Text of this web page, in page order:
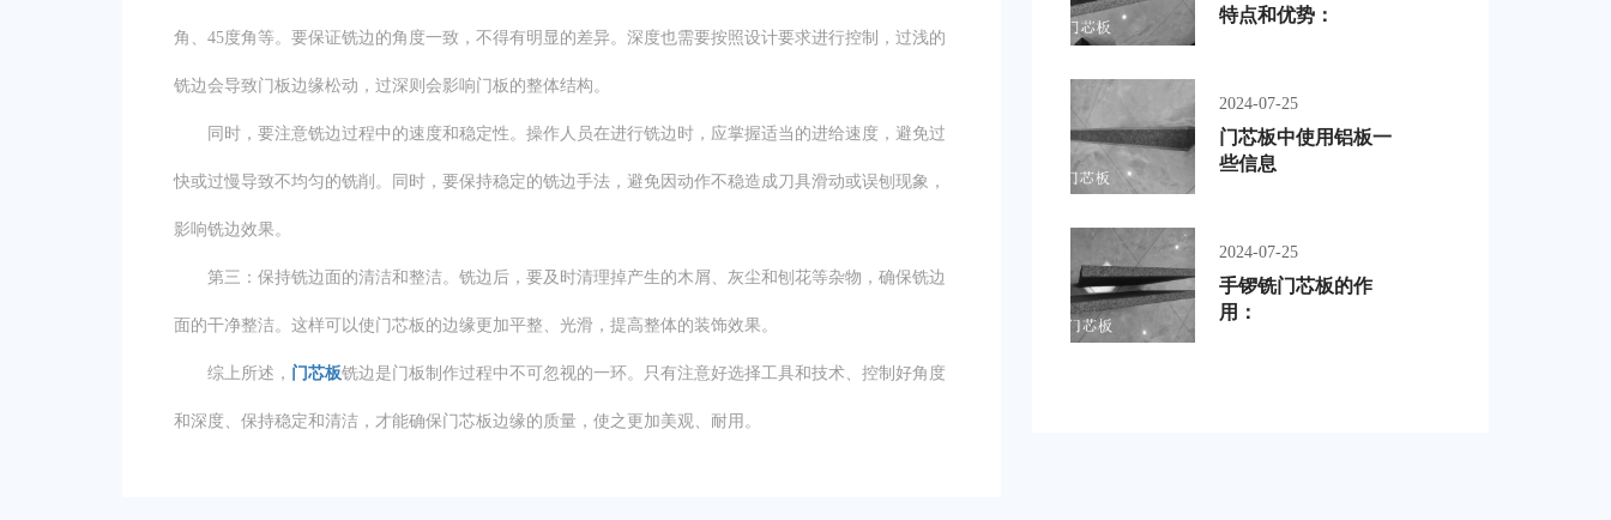
角、45度角等。要保证铣边的角度一致，不得有明显的差异。深度也需要按照设计要求进行控制，过浅的
铣边会导致门板边缘松动，过深则会影响门板的整体结构。
同时，要注意铣边过程中的速度和稳定性。操作人员在进行铣边时，应掌握适当的进给速度，避免过
快或过慢导致不均匀的铣削。同时，要保持稳定的铣边手法，避免因动作不稳造成刀具滑动或误刨现象，
影响铣边效果。
第三：保持铣边面的清洁和整洁。铣边后，要及时清理掉产生的木屑、灰尘和刨花等杂物，确保铣边
面的干净整洁。这样可以使门芯板的边缘更加平整、光滑，提高整体的装饰效果。
综上所述， 门芯板铣边是门板制作过程中不可忽视的一环。只有注意好选择工具和技术、控制好角度
和深度、保持稳定和清洁，才能确保门芯板边缘的质量，使之更加美观、耐用。
特点和优势：
2024-07-25
门芯板中使用铝板一
些信息
2024-07-25
手锣铣门芯板的作
用：